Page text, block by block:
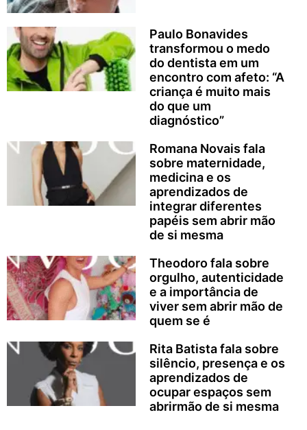
Paulo Bonavides
transformou o medo
do dentista em um
encontro com afeto: “A
criança é muito mais
do que um
diagnóstico”
Romana Novais fala
sobre maternidade,
medicina e os
aprendizados de
integrar diferentes
papéis sem abrir mão
de si mesma
Theodoro fala sobre
orgulho, autenticidade
e a importância de
viver sem abrir mão de
quem se é
Rita Batista fala sobre
silêncio, presença e os
aprendizados de
ocupar espaços sem
abrirmão de si mesma